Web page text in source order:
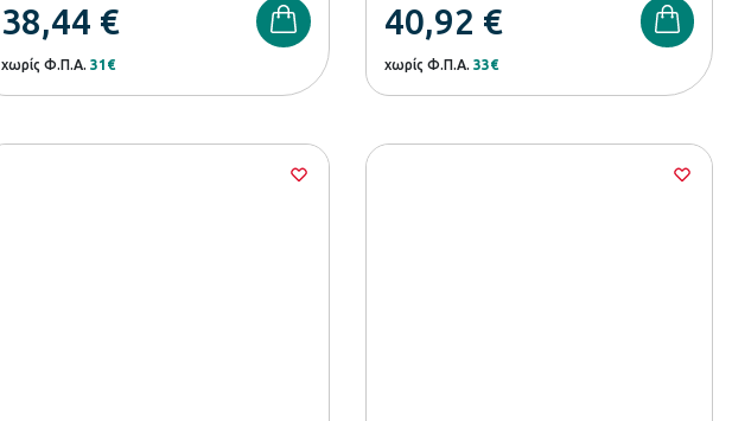
38,44 €
χωρίς Φ.Π.Α. 31€
40,92 €
χωρίς Φ.Π.Α. 33€